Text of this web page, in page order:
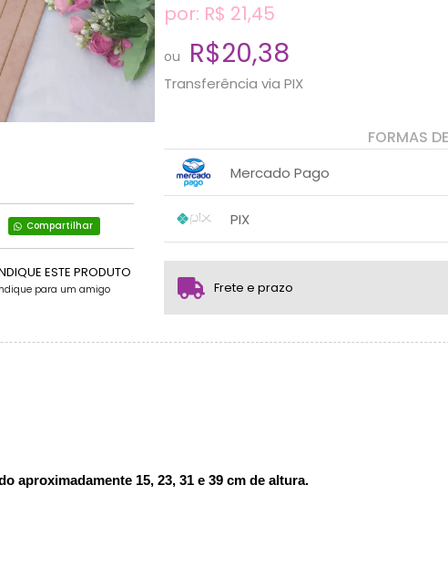
Compartilhar
ESTE PRODUTO
para um amigo
por: R$ 21,45
ou R$20,38
Transferência via PIX
FORMAS
Mercado Pago
PIX
...
Frete e prazo
aproximadamente 15, 23, 31 e 39 cm de altura.